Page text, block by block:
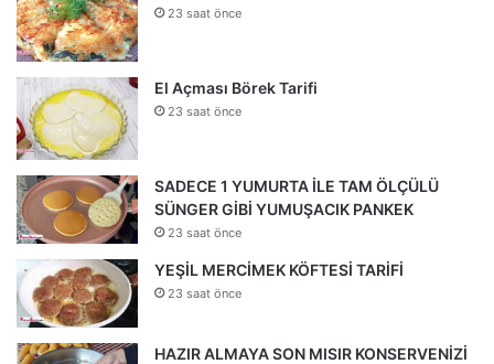
23 saat önce
El Açması Börek Tarifi
23 saat önce
SADECE 1 YUMURTA İLE TAM ÖLÇÜLÜ
SÜNGER GİBİ YUMUŞACIK PANKEK
23 saat önce
YEŞİL MERCİMEK KÖFTESİ TARİFİ
23 saat önce
HAZIR ALMAYA SON MISIR KONSERVENİZİ